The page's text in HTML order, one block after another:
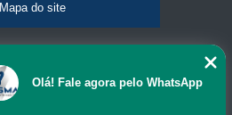
Mapa do site
Olá! Fale agora pelo WhatsApp